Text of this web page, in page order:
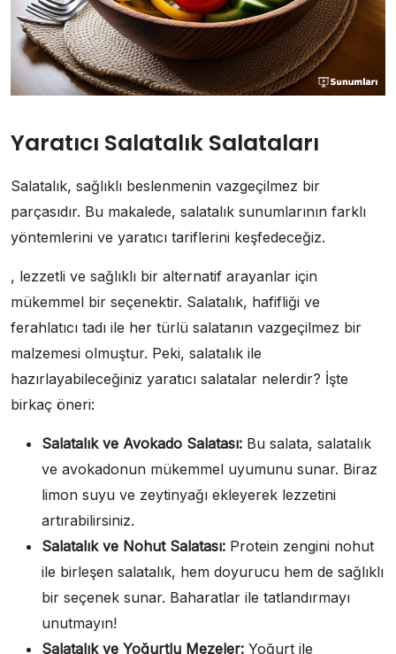
Yaratıcı Salatalık Salataları
Salatalık, sağlıklı beslenmenin vazgeçilmez bir
parçasıdır. Bu makalede, salatalık sunumlarının farklı
yöntemlerini ve yaratıcı tariflerini keşfedeceğiz.
, lezzetli ve sağlıklı bir alternatif arayanlar için
mükemmel bir seçenektir. Salatalık, hafifliği ve
ferahlatıcı tadı ile her türlü salatanın vazgeçilmez bir
malzemesi olmuştur. Peki, salatalık ile
hazırlayabileceğiniz yaratıcı salatalar nelerdir? İşte
birkaç öneri:
Salatalık ve Avokado Salatası: Bu salata, salatalık
ve avokadonun mükemmel uyumunu sunar. Biraz
limon suyu ve zeytinyağı ekleyerek lezzetini
artırabilirsiniz.
Salatalık ve Nohut Salatası: Protein zengini nohut
ile birleşen salatalık, hem doyurucu hem de sağlıklı
bir seçenek sunar. Baharatlar ile tatlandırmayı
unutmayın!
Salatalık ve Yoğurtlu Mezeler: Yoğurt ile